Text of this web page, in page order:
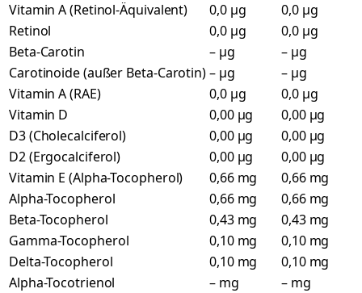
Vitamin A (Retinol-Äquivalent)
0,0 µg
0,0 µg
Retinol
0,0 µg
0,0 µg
Beta-Carotin
– µg
– µg
Carotinoide (außer Beta-Carotin)– µg
– µg
Vitamin A (RAE)
0,0 µg
0,0 µg
Vitamin D
0,00 µg
0,00 µg
D3 (Cholecalciferol)
0,00 µg
0,00 µg
D2 (Ergocalciferol)
0,00 µg
0,00 µg
Vitamin E (Alpha-Tocopherol)
0,66 mg
0,66 mg
Alpha-Tocopherol
0,66 mg
0,66 mg
Beta-Tocopherol
0,43 mg
0,43 mg
Gamma-Tocopherol
0,10 mg
0,10 mg
Delta-Tocopherol
0,10 mg
0,10 mg
Alpha-Tocotrienol
– mg
– mg